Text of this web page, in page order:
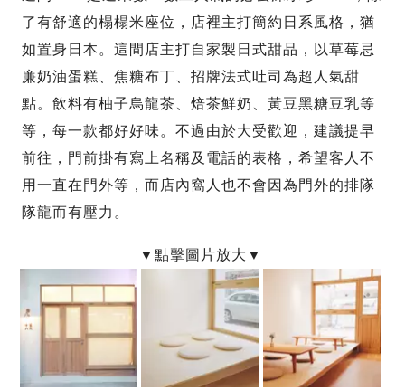
了有舒適的榻榻米座位，店裡主打簡約日系風格，猶
如置身日本。這間店主打自家製日式甜品，以草莓忌
廉奶油蛋糕、焦糖布丁、招牌法式吐司為超人氣甜
點。飲料有柚子烏龍茶、焙茶鮮奶、黃豆黑糖豆乳等
等，每一款都好好味。不過由於大受歡迎，建議提早
前往，門前掛有寫上名稱及電話的表格，希望客人不
用一直在門外等，而店內窩人也不會因為門外的排隊
隊龍而有壓力。